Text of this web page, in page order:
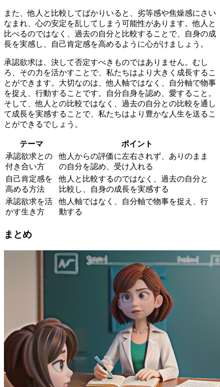
また、他人と比較してばかりいると、劣等感や焦燥感にさい
なまれ、心の安定を乱してしまう可能性があります。他人と
比べるのではなく、 過去の自分と比較することで、自身の成
長を実感し、自己肯定感を高めるように心がけましょう。
承認欲求は、決して否定すべきものではありません。むし
ろ、その力を活かすことで、私たちはより大きく成長するこ
とができます。大切なのは、他人軸ではなく、自分軸で物事
を捉え、行動することです。自分自身を認め、愛すること。
そして、他人との比較ではなく、過去の自分との比較を通し
て成長を実感することで、私たちはより豊かな人生を送るこ
とができるでしょう。
テーマ
ポイント
承認欲求との
付き合い方
他人からの評価に左右されず、ありのまま
の自分を認め、受け入れる
自己肯定感を
高める方法
他人と比較するのではなく、過去の自分と
比較し、自身の成長を実感する
承認欲求を活
かす生き方
他人軸ではなく、自分軸で物事を捉え、行
動する
まとめ